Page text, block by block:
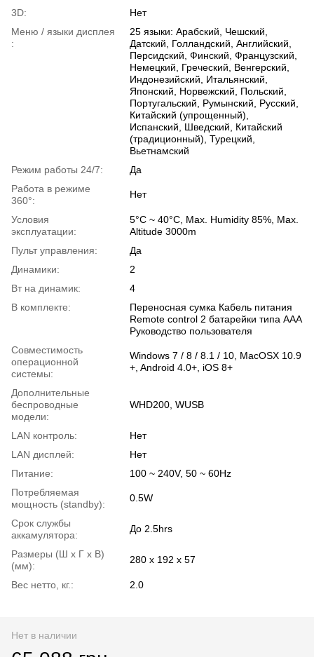
3D:
Нет
Меню / языки дисплея
:
25 языки: Арабский, Чешский,
Датский, Голландский, Английский,
Персидский, Финский, Французский,
Немецкий, Греческий, Венгерский,
Индонезийский, Итальянский,
Японский, Норвежский, Польский,
Португальский, Румынский, Русский,
Китайский (упрощенный),
Испанский, Шведский, Китайский
(традиционный), Турецкий,
Вьетнамский
Режим работы 24/7:
Да
Работа в режиме
360°:
Нет
Условия
эксплуатации:
5°C ~ 40°C, Max. Humidity 85%, Max.
Altitude 3000m
Пульт управления:
Да
Динамики:
2
Вт на динамик:
4
В комплекте:
Переносная сумка Кабель питания
Remote control 2 батарейки типа AAA
Руководство пользователя
Совместимость
операционной
системы:
Windows 7 / 8 / 8.1 / 10, MacOSX 10.9
+, Android 4.0+, iOS 8+
Дополнительные
беспроводные
модели:
WHD200, WUSB
LAN контроль:
Нет
LAN дисплей:
Нет
Питание:
100 ~ 240V, 50 ~ 60Hz
Потребляемая
мощность (standby):
0.5W
Срок службы
аккамулятора:
До 2.5hrs
Размеры (Ш x Г x В)
(мм):
280 x 192 x 57
Вес нетто, кг.: 2.0
Нет в наличии